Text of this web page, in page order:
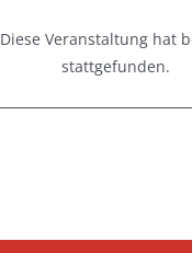
Diese Veranstaltung hat
stattgefunden.